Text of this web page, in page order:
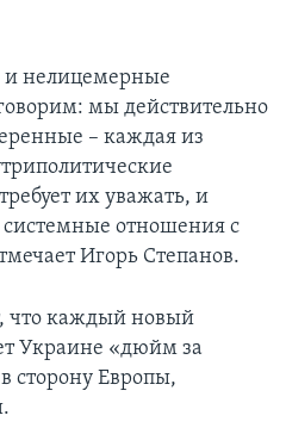
нелицемерные
мы действительно
– каждая из
их уважать, и
отношения с
Игорь Степанов.
что каждый новый
Украине «дюйм за
сторону Европы,